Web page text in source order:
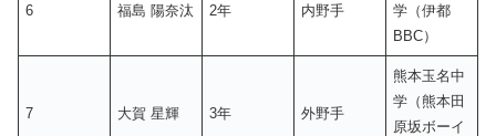
6 福島 陽奈汰 2年 内野手
学（伊都
BBC）
7 大賀 星輝 3年 外野手
熊本玉名中
学（熊本田
原坂ボーイ